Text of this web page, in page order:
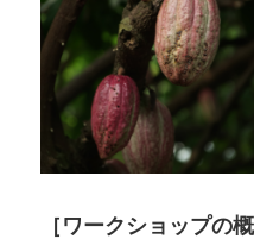
［ワークショップの概